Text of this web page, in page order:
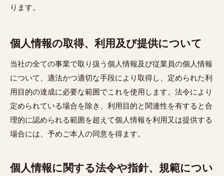
ります。
個人情報の取得、利用及び提供について
当社の全ての事業で取り扱う個人情報及び従業員の個人情報
について、適法かつ適切な手段により取得し、定められた利
用目的の達成に必要な範囲でこれを使用します。法令により
定められている場合を除き、利用目的と関連性を有すると合
理的に認められる範囲を超えて個人情報を利用又は提供する
場合には、予めご本人の同意を得ます。
個人情報に関する法令や指針、規範につい